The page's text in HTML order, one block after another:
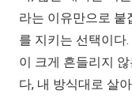
라는 이유만으로 붙
를 지키는 선택이다
이 크게 흔들리지
다, 내 방식대로 살